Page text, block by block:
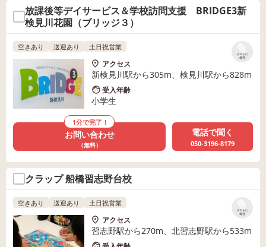
放課後等デイサービス＆学校訪問支援 BRIDGE3新
検見川花園（ブリッジ３）
リストに
保存
空きあり 送迎あり 土日祝営業
アクセス
新検見川駅から305m、検見川駅から828m
受入年齢
小学生
1分で完了！
お問い合わせ
（無料）
電話で聞く
050-3196-8179
クラップ 船橋習志野台校
リストに
保存
空きあり 送迎あり 土日祝営業
アクセス
習志野駅から270m、北習志野駅から533m